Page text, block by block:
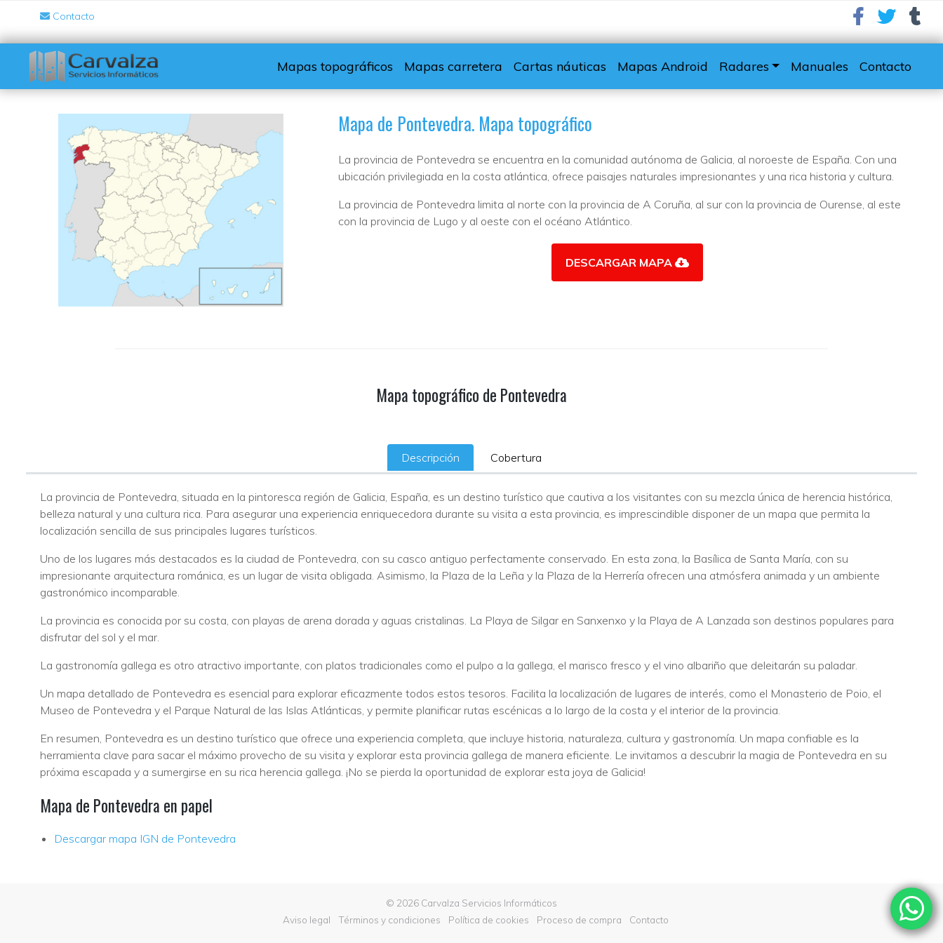
Contacto
Mapas topográficos Mapas carretera Cartas náuticas Mapas Android Radares Manuales Contacto
Mapa de Pontevedra. Mapa topográfico
La provincia de Pontevedra se encuentra en la comunidad autónoma de Galicia, al noroeste de España. Con una
ubicación privilegiada en la costa atlántica, ofrece paisajes naturales impresionantes y una rica historia y cultura.
La provincia de Pontevedra limita al norte con la provincia de A Coruña, al sur con la provincia de Ourense, al este
con la provincia de Lugo y al oeste con el océano Atlántico.
DESCARGAR MAPA
Mapa topográfico de Pontevedra
Descripción Cobertura
La provincia de Pontevedra, situada en la pintoresca región de Galicia, España, es un destino turístico que cautiva a los visitantes con su mezcla única de herencia histórica,
belleza natural y una cultura rica. Para asegurar una experiencia enriquecedora durante su visita a esta provincia, es imprescindible disponer de un mapa que permita la
localización sencilla de sus principales lugares turísticos.
Uno de los lugares más destacados es la ciudad de Pontevedra, con su casco antiguo perfectamente conservado. En esta zona, la Basílica de Santa María, con su
impresionante arquitectura románica, es un lugar de visita obligada. Asimismo, la Plaza de la Leña y la Plaza de la Herrería ofrecen una atmósfera animada y un ambiente
gastronómico incomparable.
La provincia es conocida por su costa, con playas de arena dorada y aguas cristalinas. La Playa de Silgar en Sanxenxo y la Playa de A Lanzada son destinos populares para
disfrutar del sol y el mar.
La gastronomía gallega es otro atractivo importante, con platos tradicionales como el pulpo a la gallega, el marisco fresco y el vino albariño que deleitarán su paladar.
Un mapa detallado de Pontevedra es esencial para explorar eficazmente todos estos tesoros. Facilita la localización de lugares de interés, como el Monasterio de Poio, el
Museo de Pontevedra y el Parque Natural de las Islas Atlánticas, y permite planificar rutas escénicas a lo largo de la costa y el interior de la provincia.
En resumen, Pontevedra es un destino turístico que ofrece una experiencia completa, que incluye historia, naturaleza, cultura y gastronomía. Un mapa confiable es la
herramienta clave para sacar el máximo provecho de su visita y explorar esta provincia gallega de manera eficiente. Le invitamos a descubrir la magia de Pontevedra en su
próxima escapada y a sumergirse en su rica herencia gallega. ¡No se pierda la oportunidad de explorar esta joya de Galicia!
Mapa de Pontevedra en papel
Descargar mapa IGN de Pontevedra
© 2026 Carvalza Servicios Informáticos
Aviso legal
Términos y condiciones Política de cookies Proceso de compra Contacto